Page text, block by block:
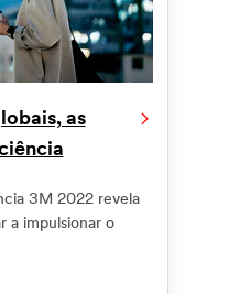
as
3M 2022 revela
a impulsionar o